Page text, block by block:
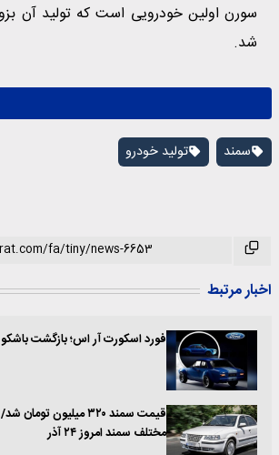
سورن اولین خودرویی است که تولید آن
شد.
سمند تولید خودرو
اخبار مرتبط
فورد اسکورت آر اس؛ بازگشت
قیمت سمند ۳۲۰ میلیون
مختلف سمند امروز ۲۴ آذر